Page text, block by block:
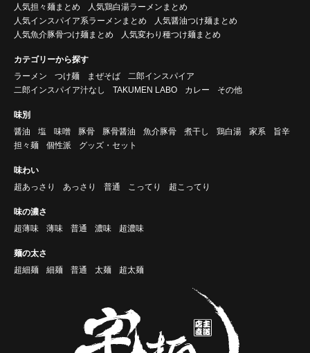
人気担々麺まとめ
人気鶏白湯ラーメンまとめ
人気インスパイア系ラーメンまとめ
人気醤油つけ麺まとめ
人気魚介豚骨つけ麺まとめ
人気変わり種つけ麺まとめ
カテゴリーから探す
ラーメン
つけ麺 まぜそば
二郎インスパイア
二郎インスパイア汁なし
TAKUMEN LABO カレー その他
味別
醤油
塩 味噌 豚骨 豚骨醤油 魚介豚骨 煮干し 鶏白湯 家系
旨辛
担々麺
個性派 グッズ・セット
味わい
超あっさり
あっさり 普通 こってり 超こってり
味の濃さ
超薄味
薄味 普通 濃味 超濃味
麺の太さ
超細麺
細麺 普通 太麺 超太麺